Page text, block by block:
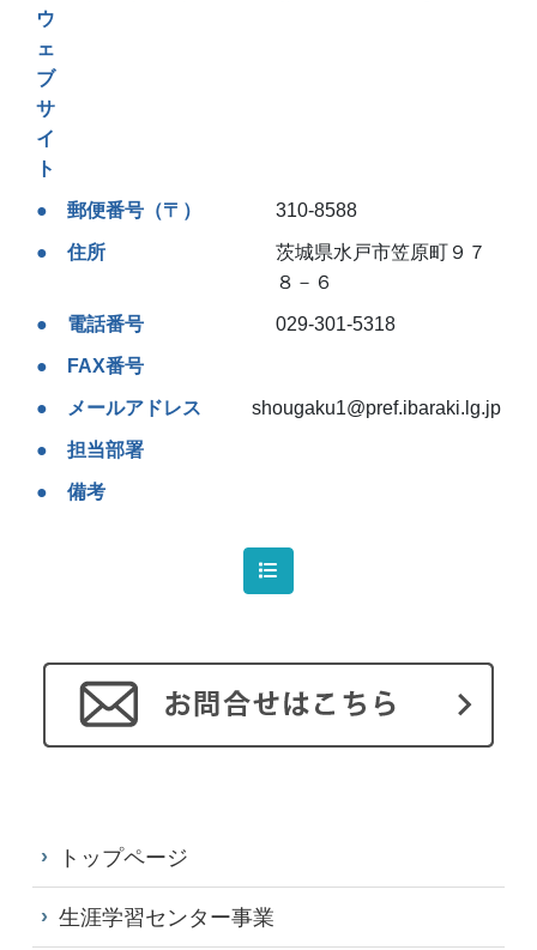
ウ
ェ
ブ
サ
イ
ト
郵便番号（〒） 310-8588
住所
茨城県水戸市笠原町９７
８－６
電話番号 029-301-5318
FAX番号
メールアドレス shougaku1@pref.ibaraki.lg.jp
担当部署
備考
トップページ
生涯学習センター事業